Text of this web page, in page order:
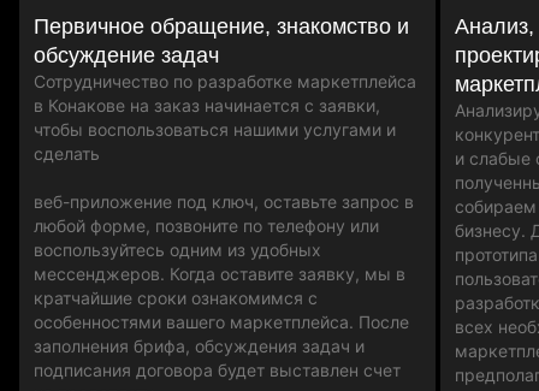
Первичное обращение, знакомство и
обсуждение задач
Сотрудничество по разработке маркетплейса
в Конакове на заказ начинается с заявки,
чтобы воспользоваться нашими услугами и
сделать
веб-приложение под ключ, оставьте запрос в
любой форме, позвоните по телефону или
воспользуйтесь одним из удобных
мессенджеров. Когда оставите заявку, мы в
кратчайшие сроки ознакомимся с
особенностями вашего маркетплейса. После
заполнения брифа, обсуждения задач и
подписания договора будет выставлен счет
и слабые
бизнесу.
всех